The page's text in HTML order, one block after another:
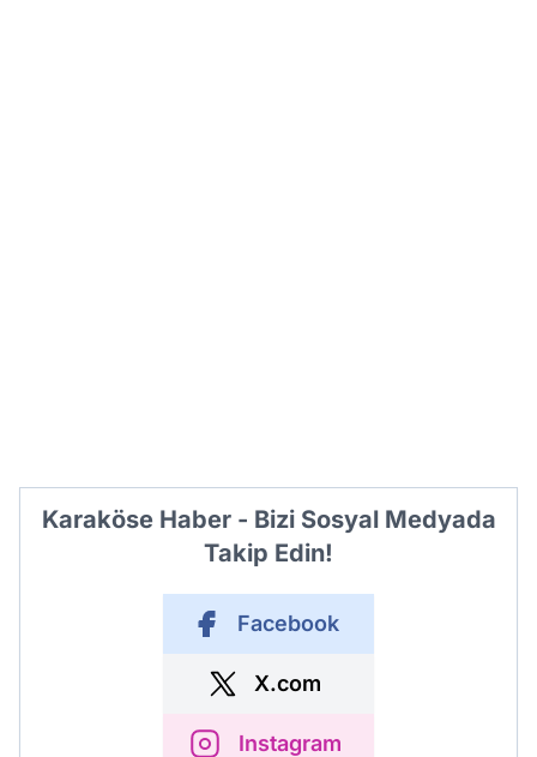
Karaköse Haber - Bizi Sosyal Medyada
Takip Edin!
Facebook
X.com
Instagram